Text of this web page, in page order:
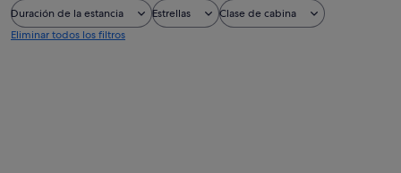
Duración de la estancia Estrellas
Clase de cabina
Eliminar todos los filtros